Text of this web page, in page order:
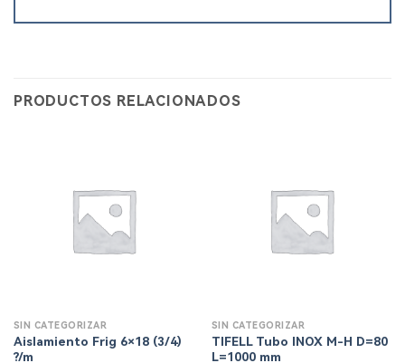
PRODUCTOS RELACIONADOS
SIN CATEGORIZAR
Aislamiento Frig 6×18 (3/4)
?/m
SIN CATEGORIZAR
TIFELL Tubo INOX M-H D=80
L=1000 mm